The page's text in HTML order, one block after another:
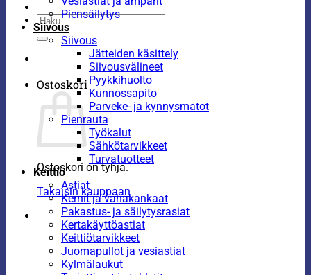
Etsi:
Ostoskori
Ostoskori on tyhjä.
Takaisin kauppaan
Piensäilytys
Siivous
Siivous
Jätteiden käsittely
Siivousvälineet
Pyykkihuolto
Kunnossapito
Parveke- ja kynnysmatot
Pienrauta
Työkalut
Sähkötarvikkeet
Turvatuotteet
Keittiö
Astiat
Kernit ja vahakankaat
Pakastus- ja säilytysrasiat
Kertakäyttöastiat
Keittiötarvikkeet
Juomapullot ja vesiastiat
Kylmälaukut